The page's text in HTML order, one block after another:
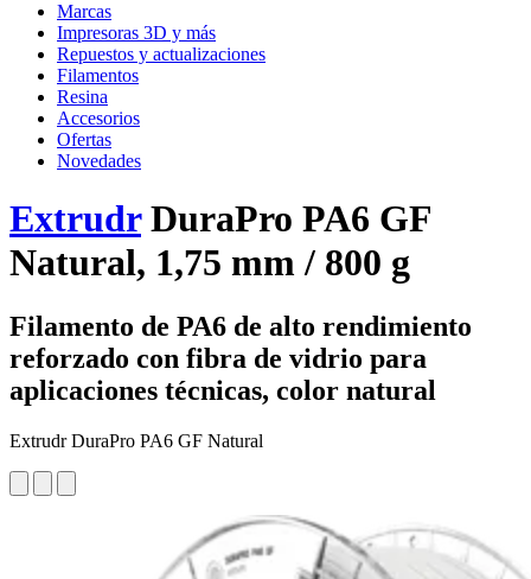
Marcas
Impresoras 3D y más
Repuestos y actualizaciones
Filamentos
Resina
Accesorios
Ofertas
Novedades
ExtrudrDuraPro PA6 GF
Natural, 1,75 mm / 800 g
Filamento de PA6 de alto rendimiento
reforzado con fibra de vidrio para
aplicaciones técnicas, color natural
Extrudr DuraPro PA6 GF Natural